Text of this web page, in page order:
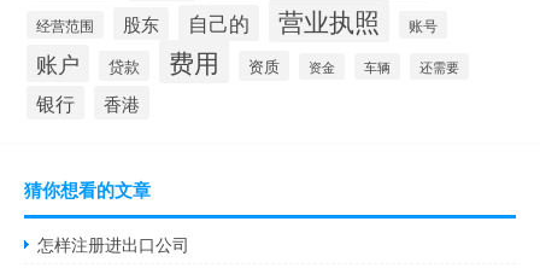
经营范围 股东 自己的 营业执照 账号
账户 贷款 费用 资质 资金 车辆 还需要
银行 香港
猜你想看的文章
怎样注册进出口公司